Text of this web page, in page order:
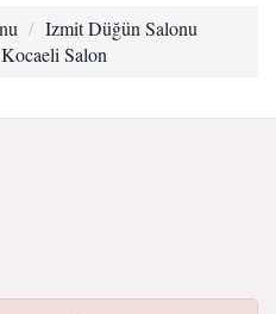
Izmit Düğün Salonu
Kocaeli Salon